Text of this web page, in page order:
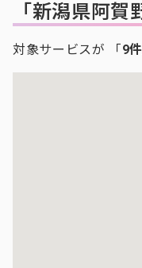
「新潟県阿
対象サービスが 「9件